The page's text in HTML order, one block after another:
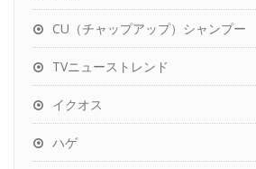
CU（チャップアップ）シャンプー
TVニューストレンド
イクオス
ハゲ